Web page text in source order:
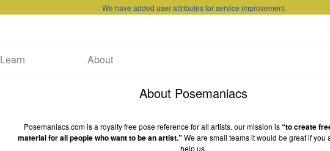
We have added user attributes for service improvement
Learn About
About Posemaniacs
Posemaniacs.com is a royalty free pose reference for all artists. our mission is“to create
material for all people who want to be an artist.” We are small teams it would be great if you
help us.